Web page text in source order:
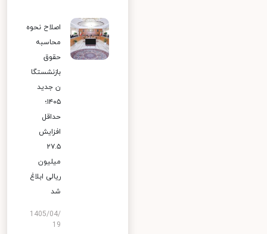
اصلاح نحوه
محاسبه
حقوق
بازنشستگا
ن جدید
۱۴۰۵؛
حداقل
افزایش
۲۷.۵
میلیون
ریالی ابلاغ
شد
1405/04/
19